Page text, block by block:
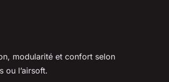
modularité et confort selon
ou l’airsoft.